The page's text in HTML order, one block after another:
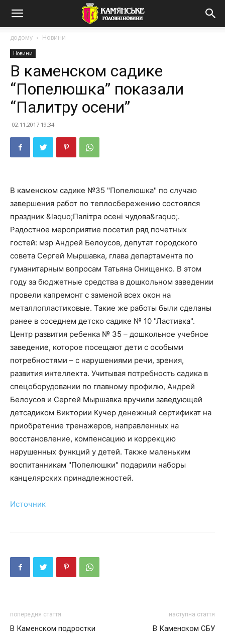
додому Новини
Новини
В каменском садике
“Попелюшка” показали
“Палитру осени”
02.11.2017 19:34
В каменском садике №35 "Попелюшка" по случаю
завершения работ по теплосбережению состоялся
праздник &laquo;Палітра осені чудова&raquo;.
Радостное мероприятие посетил ряд почетных
гостей: мэр Андрей Белоусов, депутат городского
совета Сергей Мыршавка, глава департамента по
гуманитарным вопросам Татьяна Онищенко. В этом
году за бюджетные средства в дошкольном заведении
провели капремонт с заменой всех окон на
металлопластиковые. Такие же работы были сделаны
ранее в соседнем детско садике № 10 "Ластивка".
Центр развития ребенка № 35 – дошкольное учебное
заведение, которое посещают дети с особыми
потребностями – с нарушениями речи, зрения,
развития интеллекта. Учитывая потребность садика в
спецоборудовании по главному профилю, Андрей
Белоусов и Сергей Мыршавка вручили заведующей
детсадиком Виктории Кучер денежный сертификат на
приобретение тренажеров, направленных на
восстановление, компенсацию и коррекцию
нарушенных функций у детей. Также маленьким
воспитанникам "Попелюшки" подарили наборы
канцелярских принадлежностей.
Источник
попередня стаття
В Каменском подростки
наступна стаття
В Каменском СБУ